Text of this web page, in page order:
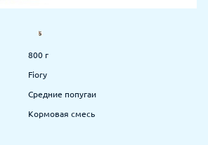
800 г
Fiory
Средние попугаи
Кормовая смесь